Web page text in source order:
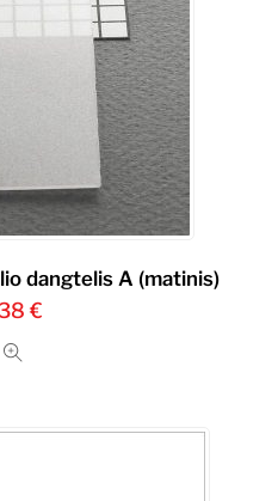
dangtelis A (matinis)
€